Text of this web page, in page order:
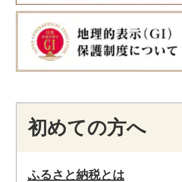
初めての方へ
ふるさと納税とは